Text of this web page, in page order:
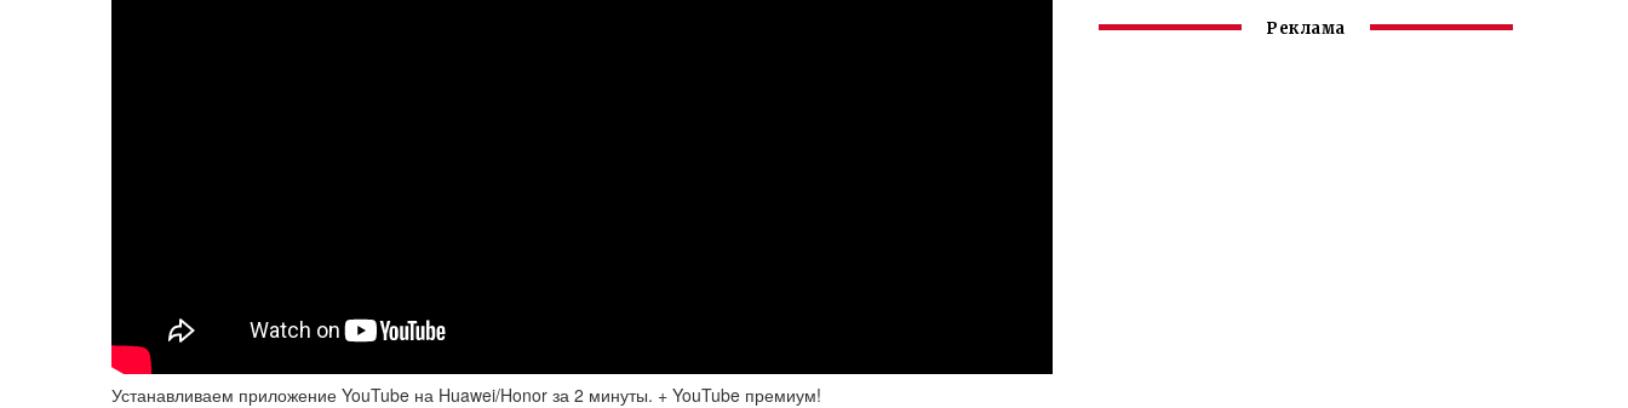
Устанавливаем приложение YouTube на Huawei/Honor за 2 минуты. + YouTube премиум!
Реклама